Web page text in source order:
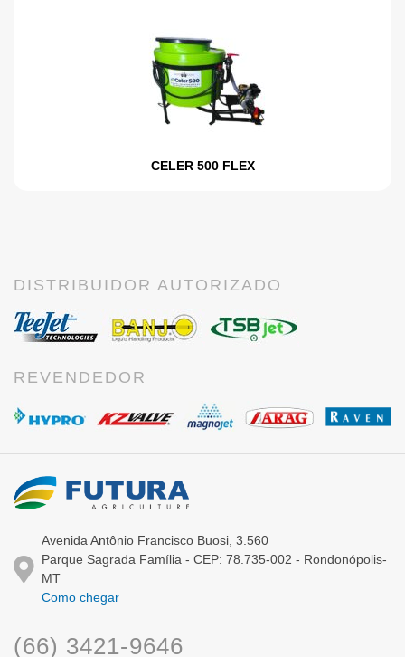
CELER 500 FLEX
DISTRIBUIDOR AUTORIZADO
REVENDEDOR
Avenida Antônio Francisco Buosi, 3.560
Parque Sagrada Família - CEP: 78.735-002 - Rondonópolis-
MT
Como chegar
(66) 3421-9646